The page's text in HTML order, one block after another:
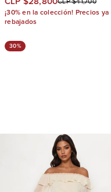
Kora
CLP $41,700
¡30% en la colección! Precios ya
rebajados
30%